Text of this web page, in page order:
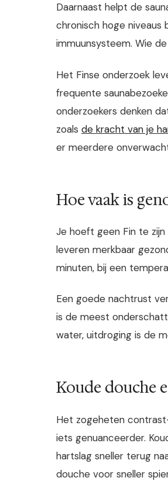
Daarnaast helpt de
chronisch hoge niveaus
immuunsysteem. Wie
Het Finse onderzoek
frequente
onderzoekers denken
zoals de kracht van je
er meerdere
Hoe vaak is
Je hoeft geen Fin te
leveren merkbaar
minuten, bij een
Een goede nachtrust
is de meest
water, uitdroging is de
Koude douche
Het zogeheten
iets genuanceerder.
hartslag sneller terug
douche voor sneller